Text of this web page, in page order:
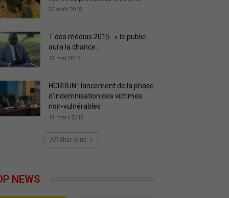
20 août 2018
T des médias 2015 : « le public
aura la chance...
12 mai 2015
HCRRUN : lancement de la phase
d’indemnisation des victimes
non-vulnérables
19 mars 2018
Afficher plus
NEWS